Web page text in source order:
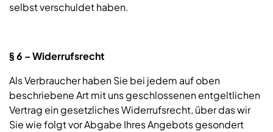
selbst verschuldet haben.
§ 6 – Widerrufsrecht
Als Verbraucher haben Sie bei jedem auf oben
beschriebene Art mit uns geschlossenen entgeltlichen
Vertrag ein gesetzliches Widerrufsrecht, über das wir
Sie wie folgt vor Abgabe Ihres Angebots gesondert